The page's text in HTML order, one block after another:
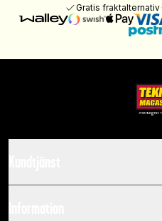
Gratis fraktalternativ